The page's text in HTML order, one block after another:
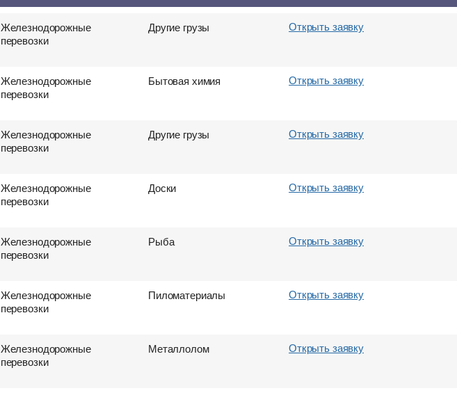
Железнодорожные
перевозки
Другие грузы Открыть заявку
Железнодорожные
перевозки
Бытовая химия Открыть заявку
Железнодорожные
перевозки
Другие грузы Открыть заявку
Железнодорожные
перевозки
Доски Открыть заявку
Железнодорожные
перевозки
Рыба Открыть заявку
Железнодорожные
перевозки
Пиломатериалы Открыть заявку
Железнодорожные
перевозки
Металлолом Открыть заявку